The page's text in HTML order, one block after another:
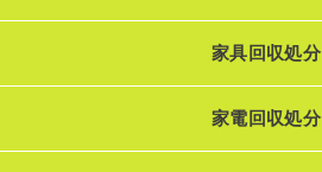
家具回収処分
家電回収処分